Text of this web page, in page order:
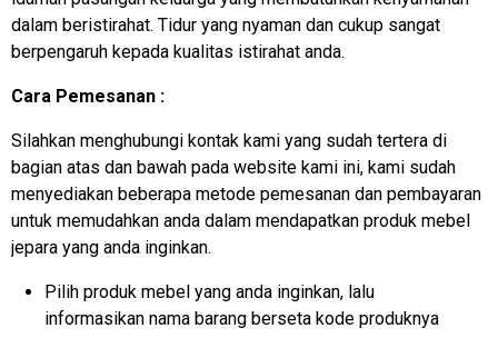
dalam beristirahat. Tidur yang nyaman dan cukup sangat
berpengaruh kepada kualitas istirahat anda.
Cara Pemesanan :
Silahkan menghubungi kontak kami yang sudah tertera di
bagian atas dan bawah pada website kami ini, kami sudah
menyediakan beberapa metode pemesanan dan pembayaran
untuk memudahkan anda dalam mendapatkan produk mebel
jepara yang anda inginkan.
Pilih produk mebel yang anda inginkan, lalu
informasikan nama barang berseta kode produknya